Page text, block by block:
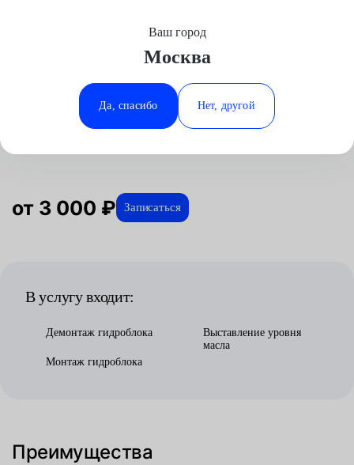
Минеральные Воды
Ростов-на-Дону
Ставрополь
Ваш город
Москва
Да, спасибо Нет, другой
ОтзывыАвтосервис
Замена гидроблока для Chevrolet в
от 3 000 ₽ Записаться
В услугу входит:
Демонтаж гидроблока
Монтаж гидроблока
Выставление уровня
масла
Преимущества